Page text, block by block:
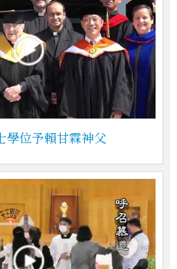
學位予賴甘霖神父